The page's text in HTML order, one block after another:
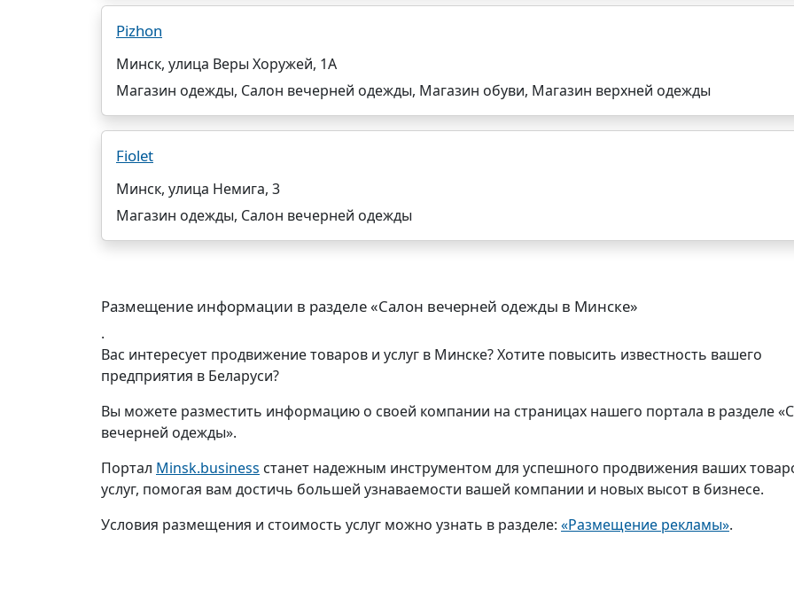
Pizhon
Минск, улица Веры Хоружей, 1А
Магазин одежды, Салон вечерней одежды, Магазин обуви, Магазин верхней одежды
Fiolet
Минск, улица Немига, 3
Магазин одежды, Салон вечерней одежды
Размещение информации в разделе «Салон вечерней одежды в Минске»
.
Вас интересует продвижение товаров и услуг в Минске? Хотите повысить известность вашего
предприятия в Беларуси?
Вы можете разместить информацию о своей компании на страницах нашего портала в разделе
вечерней одежды».
Портал Minsk.business станет надежным инструментом для успешного продвижения ваших
услуг, помогая вам достичь большей узнаваемости вашей компании и новых высот в бизнесе.
Условия размещения и стоимость услуг можно узнать в разделе: «Размещение рекламы».